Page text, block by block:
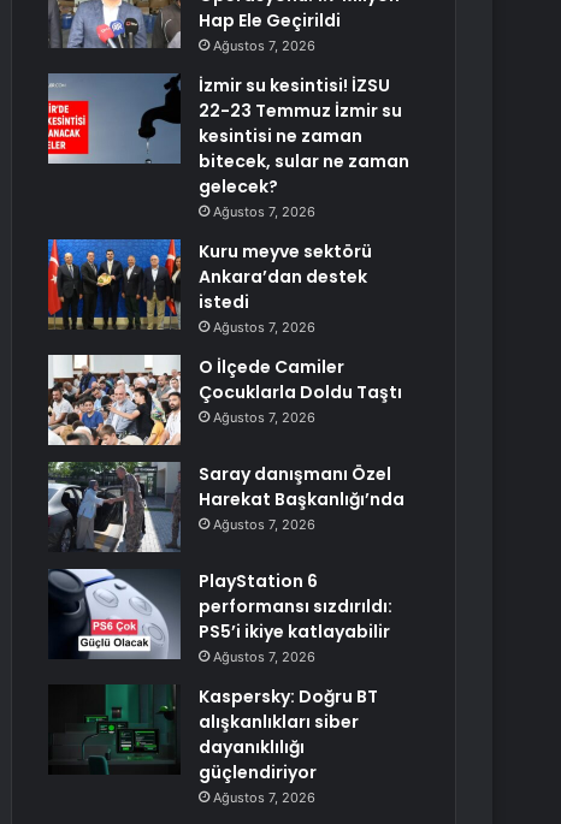
Hap Ele Geçirildi
Ağustos 7, 2026
İzmir su kesintisi! İZSU
22-23 Temmuz İzmir su
kesintisi ne zaman
bitecek, sular ne zaman
gelecek?
Ağustos 7, 2026
Kuru meyve sektörü
Ankara’dan destek
istedi
Ağustos 7, 2026
O İlçede Camiler
Çocuklarla Doldu Taştı
Ağustos 7, 2026
Saray danışmanı Özel
Harekat Başkanlığı’nda
Ağustos 7, 2026
PlayStation 6
performansı sızdırıldı:
PS5’i ikiye katlayabilir
Ağustos 7, 2026
Kaspersky: Doğru BT
alışkanlıkları siber
dayanıklılığı
güçlendiriyor
Ağustos 7, 2026